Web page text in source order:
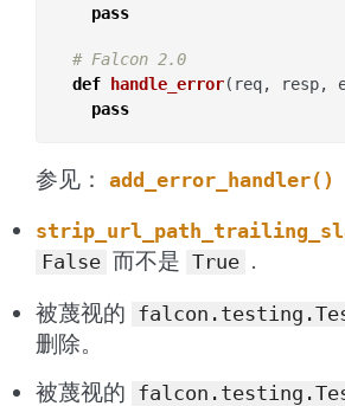
pass
# Falcon 2.0
def handle_error( req, resp,
pass
参见： add_error_handler()
False 而不是 True .
被蔑视的
删除。
被蔑视的